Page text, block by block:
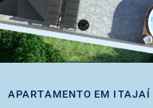
APARTAMENTO EM ITAJAÍ